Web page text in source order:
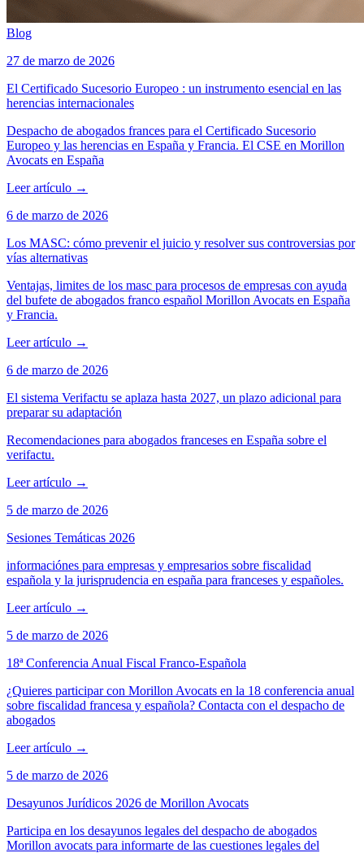
Blog
27 de marzo de 2026
El Certificado Sucesorio Europeo : un instrumento esencial en las
herencias internacionales
Despacho de abogados frances para el Certificado Sucesorio
Europeo y las herencias en España y Francia. El CSE en Morillon
Avocats en España
Leer artículo →
6 de marzo de 2026
Los MASC: cómo prevenir el juicio y resolver sus controversias por
vías alternativas
Ventajas, limites de los masc para procesos de empresas con ayuda
del bufete de abogados franco español Morillon Avocats en España
y Francia.
Leer artículo →
6 de marzo de 2026
El sistema Verifactu se aplaza hasta 2027, un plazo adicional para
preparar su adaptación
Recomendaciones para abogados franceses en España sobre el
verifactu.
Leer artículo →
5 de marzo de 2026
Sesiones Temáticas 2026
informaciónes para empresas y empresarios sobre fiscalidad
española y la jurisprudencia en españa para franceses y españoles.
Leer artículo →
5 de marzo de 2026
18ª Conferencia Anual Fiscal Franco-Española
¿Quieres participar con Morillon Avocats en la 18 conferencia anual
sobre fiscalidad francesa y española? Contacta con el despacho de
abogados
Leer artículo →
5 de marzo de 2026
Desayunos Jurídicos 2026 de Morillon Avocats
Participa en los desayunos legales del despacho de abogados
Morillon avocats para informarte de las cuestiones legales del